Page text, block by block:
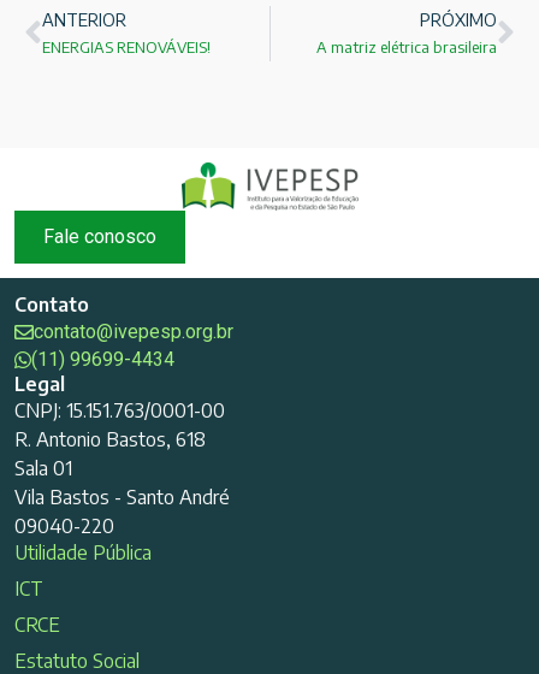
ANTERIOR
ENERGIAS RENOVÁVEIS!
PRÓXIMO
A matriz elétrica brasileira
Fale conosco
Contato
contato@ivepesp.org.br
(11) 99699-4434
Legal
CNPJ: 15.151.763/0001-00
R. Antonio Bastos, 618
Sala 01
Vila Bastos - Santo André
09040-220
Utilidade Pública
ICT
CRCE
Estatuto Social